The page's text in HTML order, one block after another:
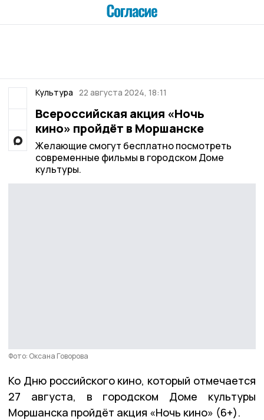
Культура 22 августа 2024, 18:11
Всероссийская акция «Ночь
кино» пройдёт в Моршанске
Желающие смогут бесплатно посмотреть
современные фильмы в городском Доме
культуры.
Фото: Оксана Говорова
Ко Дню российского кино, который отмечается
27 августа, в городском Доме культуры
Моршанска пройдёт акция «Ночь кино» (6+).